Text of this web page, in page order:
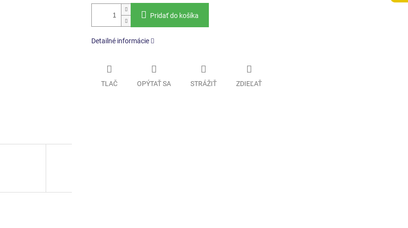
Pridať do košíka
Detailné informácie
TLAČ OPÝTAŤ SA STRÁŽIŤ ZDIEĽAŤ